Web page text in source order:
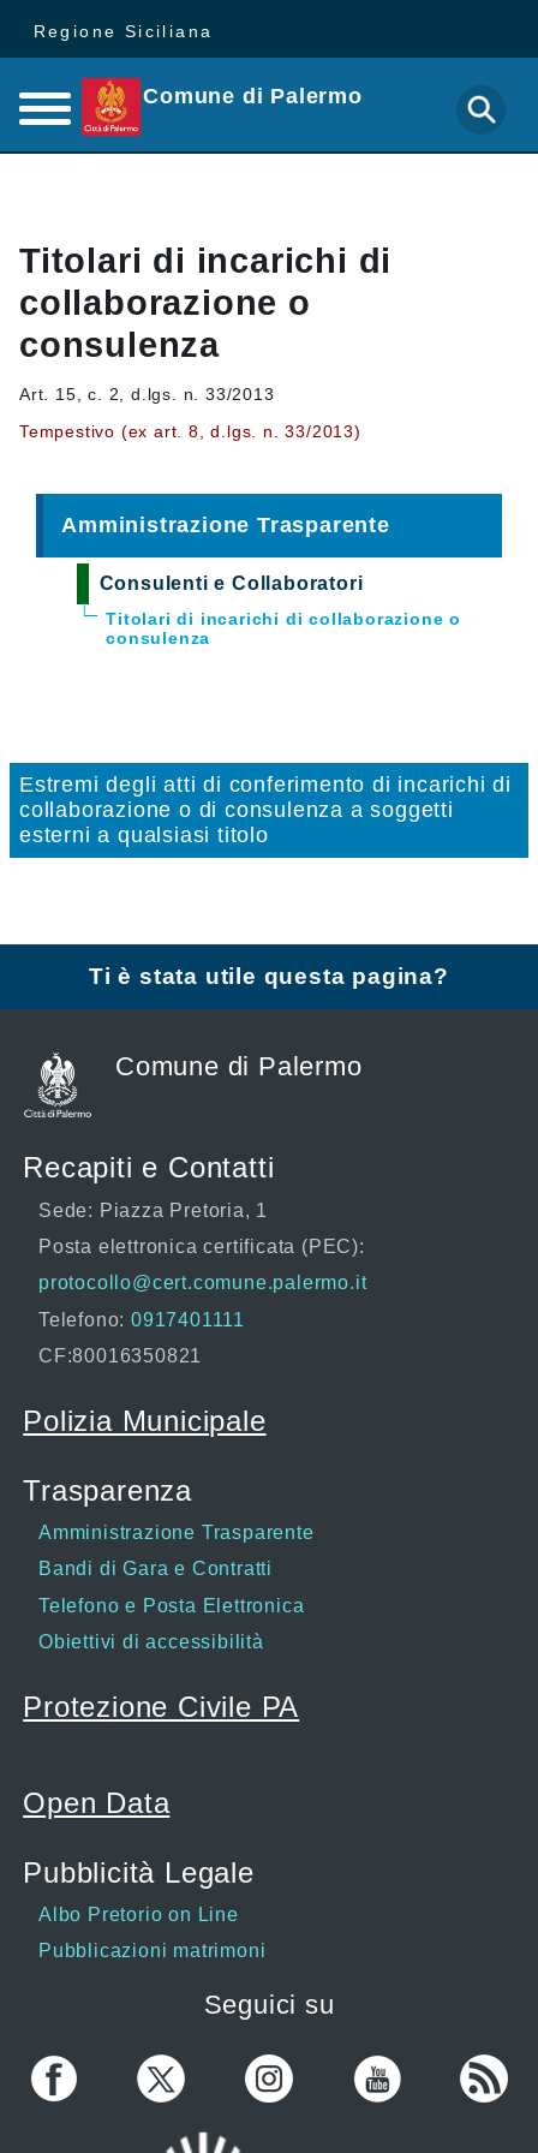
Regione Siciliana
Comune di Palermo
Titolari di incarichi di
collaborazione o
consulenza
Art. 15, c. 2, d.lgs. n. 33/2013
Tempestivo (ex art. 8, d.lgs. n. 33/2013)
Amministrazione Trasparente
Consulenti e Collaboratori
Titolari di incarichi di collaborazione o
consulenza
Estremi degli atti di conferimento di incarichi di
collaborazione o di consulenza a soggetti
esterni a qualsiasi titolo
Ti è stata utile questa pagina?
Comune di Palermo
Recapiti e Contatti
Sede: Piazza Pretoria, 1
Posta elettronica certificata (PEC):
protocollo@cert.comune.palermo.it
Telefono: 0917401111
CF:80016350821
Polizia Municipale
Trasparenza
Amministrazione Trasparente
Bandi di Gara e Contratti
Telefono e Posta Elettronica
Obiettivi di accessibilità
Protezione Civile PA
Open Data
Pubblicità Legale
Albo Pretorio on Line
Pubblicazioni matrimoni
Seguici su